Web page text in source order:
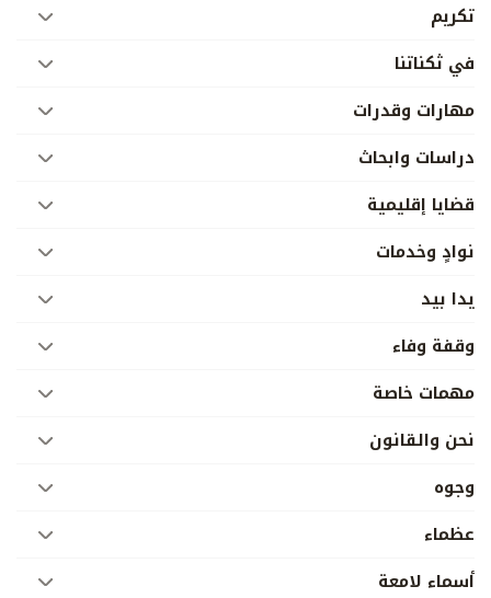
تكريم
في ثكناتنا
مهارات وقدرات
دراسات وابحاث
قضايا إقليمية
نوادٍ وخدمات
يدا بيد
وقفة وفاء
مهمات خاصة
نحن والقانون
وجوه
عظماء
أسماء لامعة